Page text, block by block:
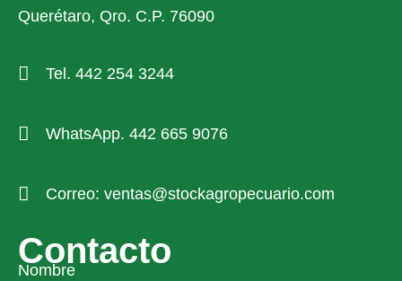
Querétaro, Qro. C.P. 76090
Tel. 442 254 3244
WhatsApp. 442 665 9076
Correo: ventas@stockagropecuario.com
Contacto
Nombre